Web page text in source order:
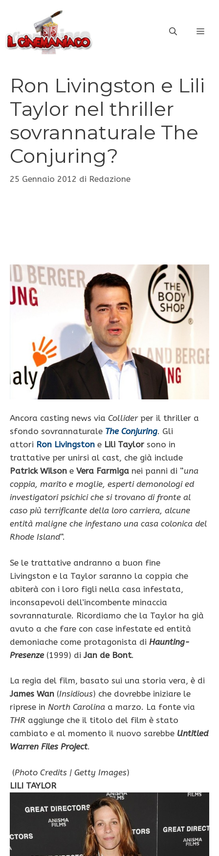
contenuto
Ron Livingston e Lili
Taylor nel thriller
sovrannaturale The
Conjuring?
25 Gennaio 2012 di Redazione
Ancora casting news via Colliderper il thriller a
sfondo sovrannaturale The Conjuring. Gli
attori Ron Livingston e Lili Taylor sono in
trattative per unirsi al cast, che già include
Patrick Wilson e Vera Farmiga nei panni di “una
coppia, marito e moglie, esperti demonologi ed
investigatori psichici che si trovano di fronte al
caso più terrificante della loro carriera, alcune
entità maligne che infestano una casa colonica del
Rhode Island“.
Se le trattative andranno a buon fine
Livingston e la Taylor saranno la coppia che
abiterà con i loro figli nella casa infestata,
inconsapevoli dell’incombente minaccia
sovrannaturale. Ricordiamo che la Taylor ha già
avuto a che fare con case infestate ed entità
demoniache come protagonista di Haunting-
Presenze(1999) diJan de Bont.
La regia del film, basato sui una storia vera, è di
James Wan (Insidious) che dovrebbe iniziare le
riprese in North Carolina a marzo. La fonte via
THR aggiunge che il titolo del film è stato
cambiato e al momento il nuovo sarebbe Untitled
Warren Files Project.
(Photo Credits | Getty Images)
LILI TAYLOR